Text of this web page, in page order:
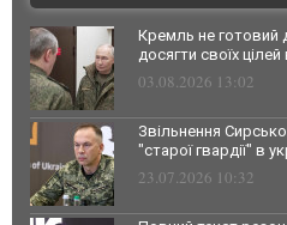
Кремль не готовий
досягти своїх
03.08.2026 13:02
Звільнення
"старої гвардії" в
23.07.2026 10:32